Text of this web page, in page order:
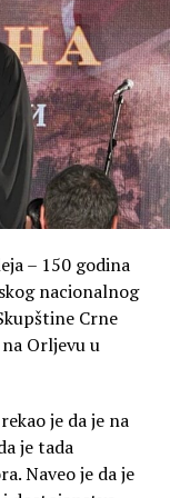
– 150 godina
nacionalnog
Crne
Orljevu u
je da je na
je tada
Naveo je da je